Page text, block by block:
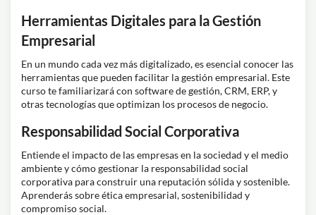
Herramientas Digitales para la Gestión
Empresarial
En un mundo cada vez más digitalizado, es esencial conocer las
herramientas que pueden facilitar la gestión empresarial. Este
curso te familiarizará con software de gestión, CRM, ERP, y
otras tecnologías que optimizan los procesos de negocio.
Responsabilidad Social Corporativa
Entiende el impacto de las empresas en la sociedad y el medio
ambiente y cómo gestionar la responsabilidad social
corporativa para construir una reputación sólida y sostenible.
Aprenderás sobre ética empresarial, sostenibilidad y
compromiso social.